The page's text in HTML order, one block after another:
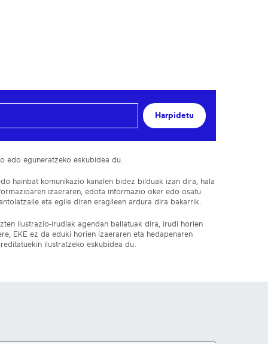
Harpidetu
edo eguneratzeko eskubidea du.
hainbat komunikazio kanalen bidez bilduak izan dira, hala
izaeraren, edota informazio oker edo osatu
eta egile diren eragileen ardura dira bakarrik.
ilustrazio-irudiak agendan baliatuak dira, irudi horien
EKE ez da eduki horien izaeraren eta hedapenaren
ilustratzeko eskubidea du.